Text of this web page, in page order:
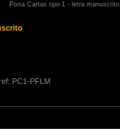
Porta Cartas tipo 1 - letra manuscrito
PC1-PFLM